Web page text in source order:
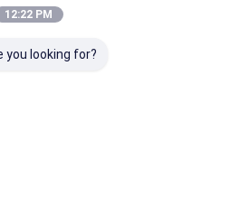
12:22 PM
you looking for?